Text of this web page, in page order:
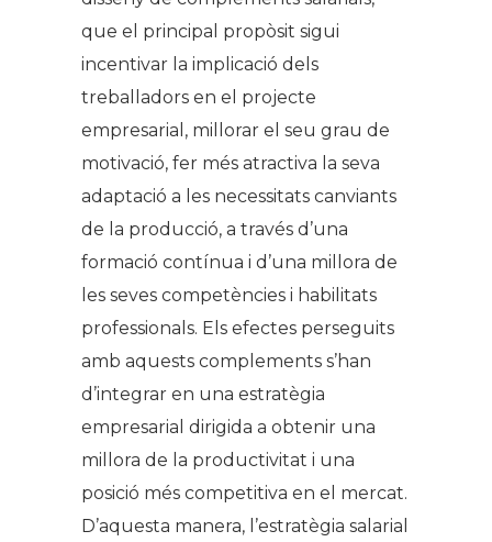
que el principal propòsit sigui
incentivar la implicació dels
treballadors en el projecte
empresarial, millorar el seu grau de
motivació, fer més atractiva la seva
adaptació a les necessitats canviants
de la producció, a través d’una
formació contínua i d’una millora de
les seves competències i habilitats
professionals. Els efectes perseguits
amb aquests complements s’han
d’integrar en una estratègia
empresarial dirigida a obtenir una
millora de la productivitat i una
posició més competitiva en el mercat.
D’aquesta manera, l’estratègia salarial